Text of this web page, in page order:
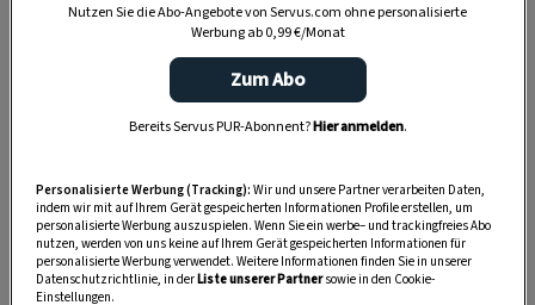
SPEICHERN DRUCKEN
Nutzen Sie die Abo-Angebote von Servus.com ohne personalisierte
Werbung ab 0,99 €/Monat
Zum Abo
Bereits Servus PUR-Abonnent?Hier anmelden.
Personalisierte Werbung (Tracking): Wir und unsere Partner verarbeiten Daten,
indem wir mit auf Ihrem Gerät gespeicherten Informationen Profile erstellen, um
personalisierte Werbung auszuspielen. Wenn Sie ein werbe– und trackingfreies Abo
nutzen, werden von uns keine auf Ihrem Gerät gespeicherten Informationen für
personalisierte Werbung verwendet. Weitere Informationen finden Sie in unserer
Datenschutzrichtlinie, in derListe unserer Partnersowie in den Cookie-
Einstellungen.